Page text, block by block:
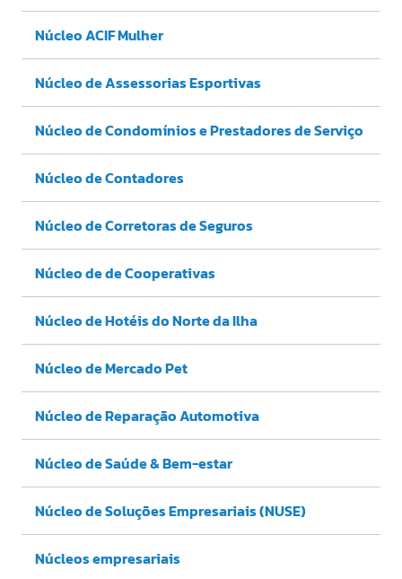
Núcleo ACIF Mulher
Núcleo de Assessorias Esportivas
Núcleo de Condomínios e Prestadores de Serviço
Núcleo de Contadores
Núcleo de Corretoras de Seguros
Núcleo de de Cooperativas
Núcleo de Hotéis do Norte da Ilha
Núcleo de Mercado Pet
Núcleo de Reparação Automotiva
Núcleo de Saúde & Bem-estar
Núcleo de Soluções Empresariais (NUSE)
Núcleos empresariais